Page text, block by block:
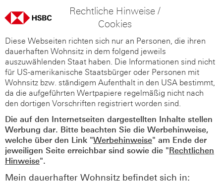
Rechtliche Hinweise /
Cookies
Diese Webseiten richten sich nur an Personen, die ihren
dauerhaften Wohnsitz in dem folgend jeweils
auszuwählenden Staat haben. Die Informationen sind nicht
für US-amerikanische Staatsbürger oder Personen mit
Wohnsitz bzw. ständigem Aufenthalt in den USA bestimmt,
da die aufgeführten Wertpapiere regelmäßig nicht nach
den dortigen Vorschriften registriert worden sind.
Die auf den Internetseiten dargestellten Inhalte stellen
Werbung dar. Bitte beachten Sie die Werbehinweise,
welche über den Link "Werbehinweise" am Ende der
jeweiligen Seite erreichbar sind sowie die "Rechtlichen
Hinweise".
Mein dauerhafter Wohnsitz befindet sich in: